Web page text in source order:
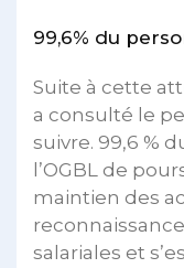
99,6% du
Suite à cette
a consulté le
suivre. 99,6 %
l’OGBL de
maintien des
salariales et